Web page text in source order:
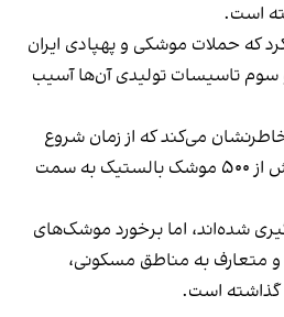
است.
که حملات موشکی و پهپادی ایران
سوم تاسیسات تولیدی آن‌ها آسیب
خاطرنشان می‌کند که از زمان شروع
جنگ، جمهوری اسلامی بیش از ۵۰۰ موشک بالستیک به سمت
شده‌اند، اما برخورد موشک‌های
متعارف به مناطق مسکونی،
گذاشته است.